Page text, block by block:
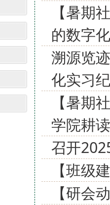
【暑期
的数字
溯源览
化实习
【暑期
学院耕
召开
【班级
【研会